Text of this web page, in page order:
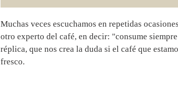
Muchas veces escuchamos en repetidas
otro experto del café, en decir: "consume
réplica, que nos crea la duda si el café que
fresco.